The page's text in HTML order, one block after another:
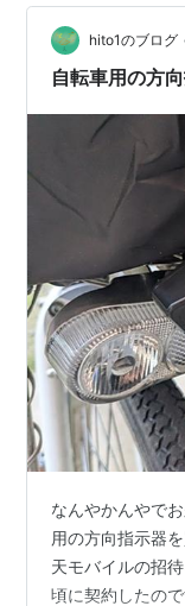
いんじゃないか
時だけとは言え
いだ電気部品店
hito1のブログ
自転車用の方
なんやかんやで
用の方向指示器
天モバイルの招
頃に契約したの